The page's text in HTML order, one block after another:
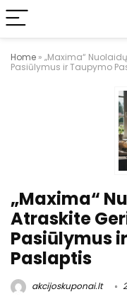
Home » „Maxima“
Pasiūlymus ir Taupymo
„Maxima“
Atraskite
Pasiūlymus
Paslaptis
akcijoskuponai.lt